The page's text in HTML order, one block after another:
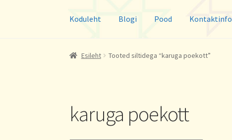
Koduleht Blogi Pood Kontaktinfo
Esileht Tooted siltidega “karuga poekott”
karuga poekott